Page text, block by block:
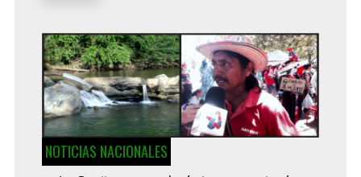
NOTICIAS NACIONALES